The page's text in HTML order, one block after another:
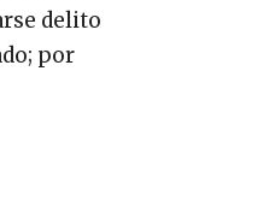
delito
por